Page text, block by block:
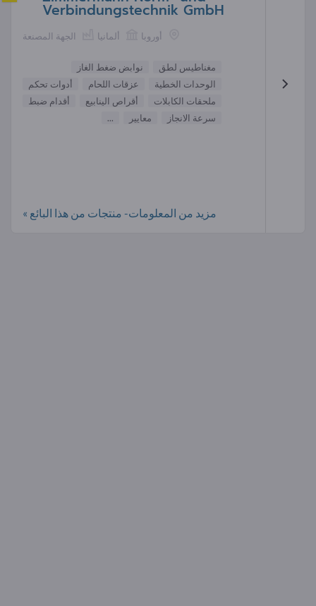
Verbindungstechnik GmbH
الجهة المصنعة ألمانيا أوروبا
مغناطيس لطق
نوابض ضغط الغاز
الوحدات الخطية
عزقات اللحام
أدوات تحكم
ملحقات الكابلات
أقراص الينابيع
أقدام ضبط
سرعة الانجاز
معايير ...
مزيد من المعلومات- منتجات من هذا البائع »